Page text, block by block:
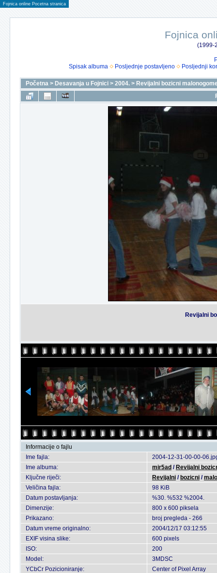
Fojnica online Pocetna stranica
Fojnica
(1999-
Spisak albuma
Posljednje postavljeno Posljednji
Početna > Desavanja u Fojnici > 2004. > Revijalni bozicni
Revijalni
Informacije o fajlu
Ime fajla:
2004-12-31-00-00-
Ime albuma:
mir5ad / Revijalni
Ključne riječi:
Revijalni / bozicni /
Veličina fajla:
98 KiB
Datum postavljanja:
%30. %532 %2004.
Dimenzije:
800 x 600 piksela
Prikazano:
broj pregleda - 266
Datum vreme originalno:
2004/12/17 03:12:55
EXIF visina slike:
600 pixels
ISO:
200
Model:
3MDSC
YCbCr Pozicioniranje:
Center of Pixel Array